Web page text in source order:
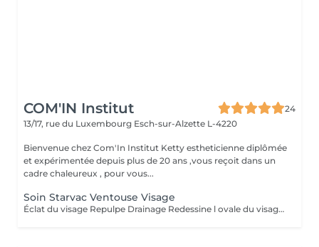
COM'IN Institut
24
13/17, rue du Luxembourg Esch-sur-Alzette L-4220
Bienvenue chez Com'In Institut Ketty estheticienne diplômée
et expérimentée depuis plus de 20 ans ,vous reçoit dans un
cadre chaleureux , pour vous...
Soin Starvac Ventouse Visage
Éclat du visage Repulpe Drainage Redessine l ovale du visage Nettoyage du visage ,traitement ventouse et application d'une crème